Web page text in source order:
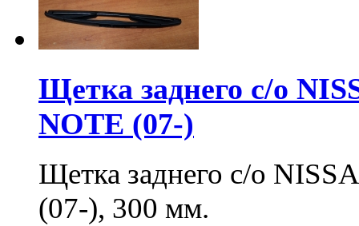
Щетка заднего с/о
NOTE (07-)
Щетка заднего с/о
(07-), 300 мм.